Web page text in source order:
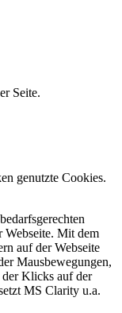
Seite.
genutzte Cookies.
Webseite. Mit dem
auf der Webseite
Mausbewegungen,
der Klicks auf der
MS Clarity u.a.